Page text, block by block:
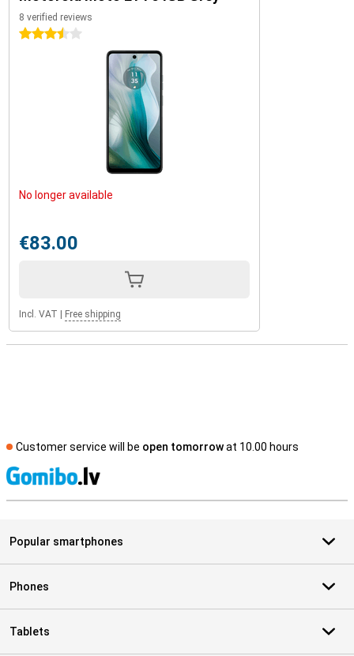
8 verified reviews
3.5 stars
No longer available
€83.00
Incl. VAT Free shipping
Customer service will be open tomorrowat 10.00 hours
Popular smartphones
Phones
Tablets